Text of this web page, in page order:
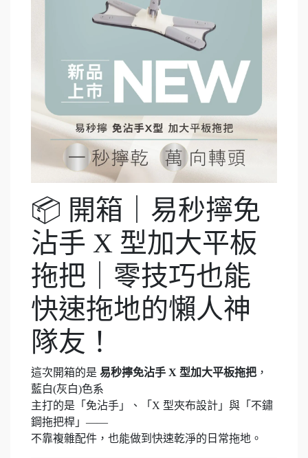
📦 開箱｜易秒擰免
沾手 X 型加大平板
拖把｜零技巧也能
快速拖地的懶人神
隊友！
這次開箱的是 易秒擰免沾手 X 型加大平板拖把 ，
藍白(灰白)色系
主打的是「免沾手」、「X 型夾布設計」與「不鏽
鋼拖把桿」——
不靠複雜配件，也能做到快速乾淨的日常拖地。